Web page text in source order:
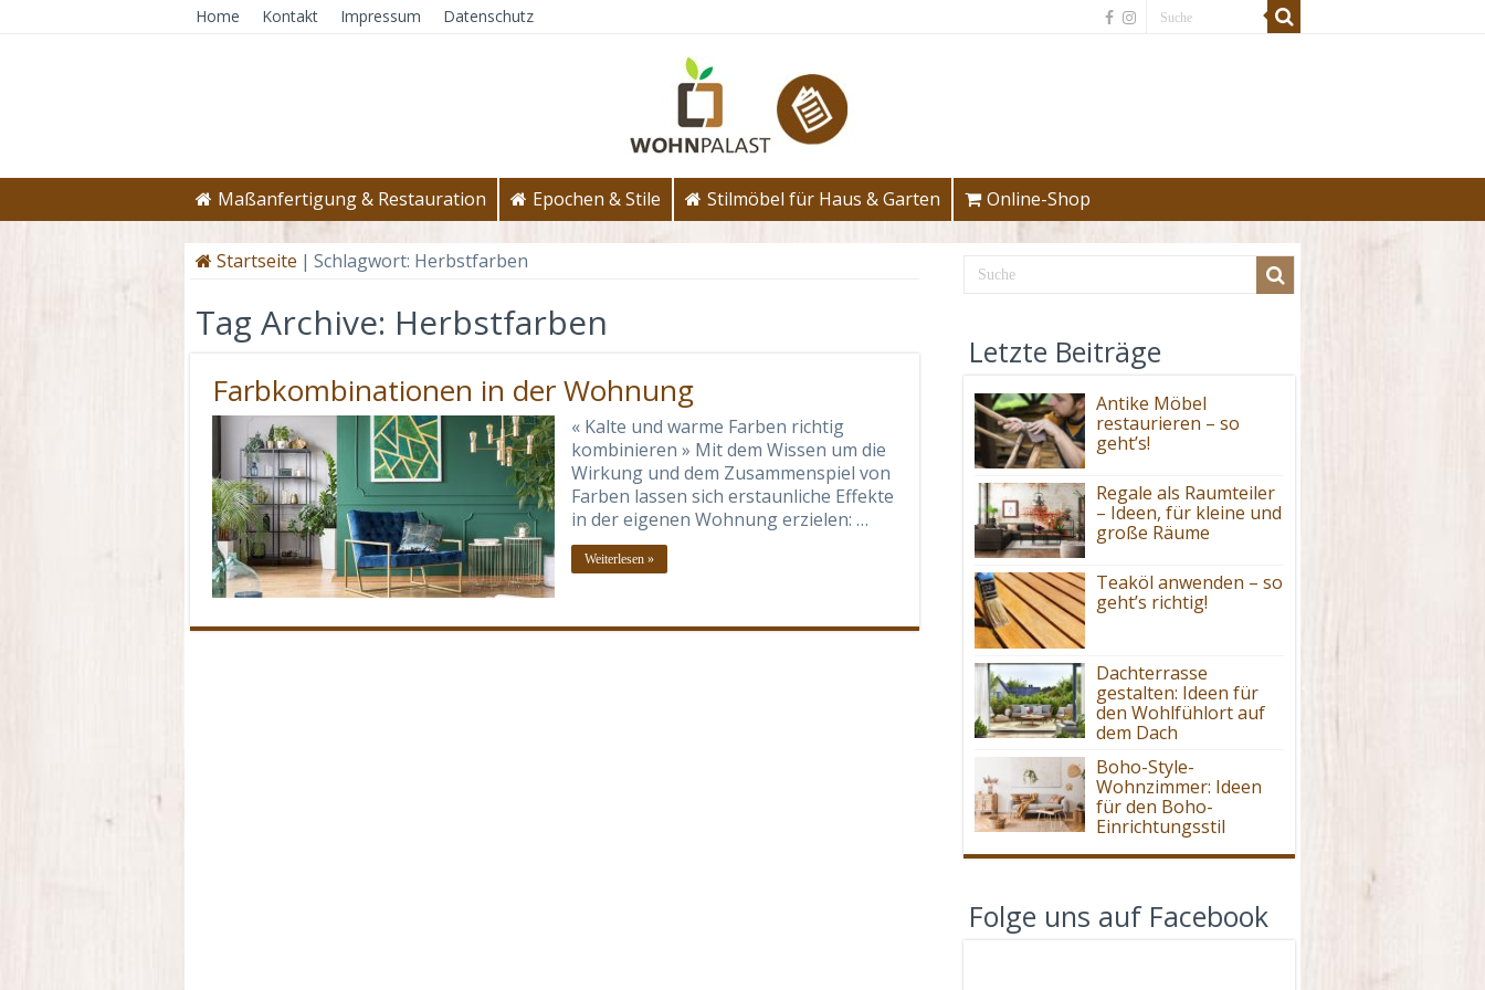
Home Kontakt Impressum Datenschutz
Maßanfertigung & Restauration Epochen & Stile Stilmöbel für Haus & Garten Online-Shop
Startseite | Schlagwort: Herbstfarben
Tag Archive: Herbstfarben
Farbkombinationen in der Wohnung
« Kalte und warme Farben richtig
kombinieren » Mit dem Wissen um die
Wirkung und dem Zusammenspiel von
Farben lassen sich erstaunliche Effekte
in der eigenen Wohnung erzielen: …
Weiterlesen »
Letzte Beiträge
Antike Möbel
restaurieren – so
geht’s!
Regale als Raumteiler
– Ideen, für kleine und
große Räume
Teaköl anwenden – so
geht’s richtig!
Dachterrasse
gestalten: Ideen für
den Wohlfühlort auf
dem Dach
Boho-Style-
Wohnzimmer: Ideen
für den Boho-
Einrichtungsstil
Folge uns auf Facebook